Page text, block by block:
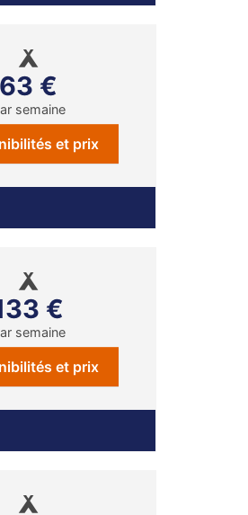
63 €
semaine
et prix
€
semaine
et prix